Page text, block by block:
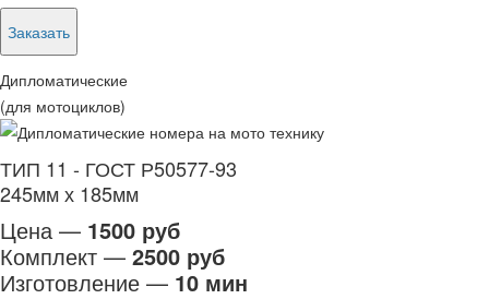
Заказать
Дипломатические
(для мотоциклов)
ТИП 11 - ГОСТ Р50577-93
245мм х 185мм
Цена — 1500 руб
Комплект — 2500 руб
Изготовление — 10 мин